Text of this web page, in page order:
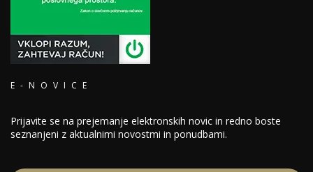
E-NOVICE
Prijavite se na prejemanje elektronskih novic in redno boste
seznanjeni z aktualnimi novostmi in ponudbami.